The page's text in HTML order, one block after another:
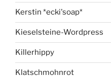
Kerstin *ecki'soap*
Kieselsteine-Wordpress
Killerhippy
Klatschmohnrot